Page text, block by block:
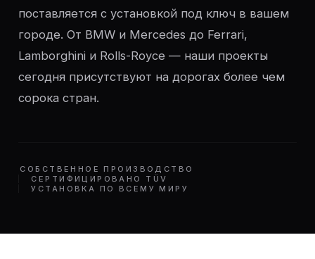
поставляется с установкой под ключ в вашем
городе. От BMW и Mercedes до Ferrari,
Lamborghini и Rolls-Royce — наши проекты
сегодня присутствуют на дорогах более чем
сорока стран.
СОБСТВЕННОЕ ПРОИЗВОДСТВО
СЕРТИФИЦИРОВАНО TÜV
УСТАНОВКА ПО ВСЕМУ МИРУ